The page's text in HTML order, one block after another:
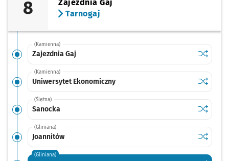
8
Zajezdnia Gaj
Tarnogaj
(Kamienna)
Zajezdnia Gaj Sprawdź
(Kamienna)
Uniwersytet Ekonomiczny Sprawdź
(Ślężna)
Sanocka Sprawdź
Sanocka
(Gliniana)
Joannitów Sprawdź
(Gliniana)